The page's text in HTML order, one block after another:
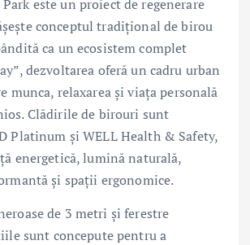
este un proiect de regenerare
conceptul tradițional de birou
ca un ecosistem complet
dezvoltarea oferă un cadru urban
munca, relaxarea și viața personală
Clădirile de birouri sunt
Platinum și WELL Health & Safety,
energetică, lumină naturală,
și spații ergonomice.
de 3 metri și ferestre
sunt concepute pentru a